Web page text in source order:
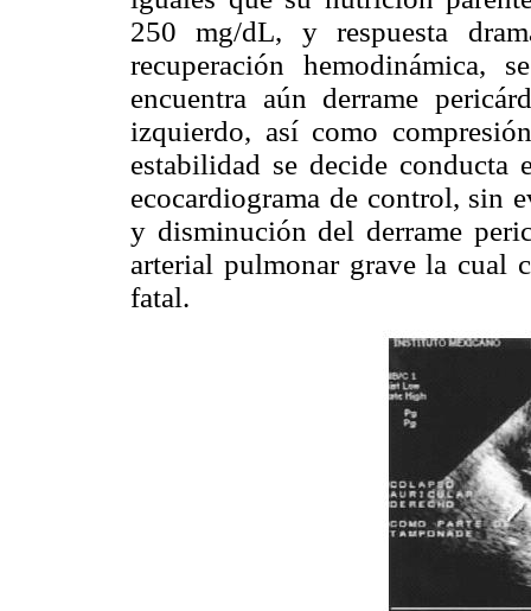
250 mg/dL, y respuesta
recuperación hemodinámica,
encuentra aún derrame
izquierdo, así como
estabilidad se decide conducta
ecocardiograma de control, sin
y disminución del derrame
arterial pulmonar grave la cual
fatal.